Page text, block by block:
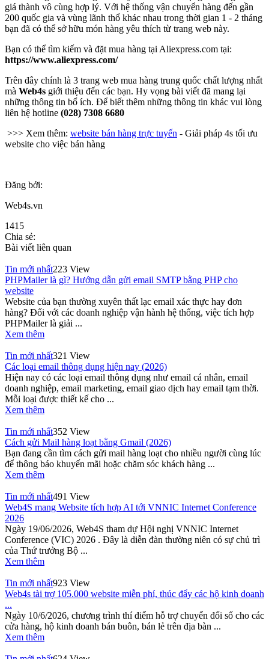
giá thành vô cùng hợp lý. Với hệ thống vận chuyển hàng đến gần
200 quốc gia và vùng lãnh thổ khác nhau trong thời gian 1 - 2 tháng
bạn đã có thể sở hữu món hàng yêu thích từ trang web này.
Bạn có thể tìm kiếm và đặt mua hàng tại Aliexpress.com tại:
https://www.aliexpress.com/
Trên đây chính là 3 trang web mua hàng trung quốc chất lượng nhất
mà Web4s giới thiệu đến các bạn. Hy vọng bài viết đã mang lại
những thông tin bổ ích. Để biết thêm những thông tin khác vui lòng
liên hệ hotline (028) 7308 6680
>>> Xem thêm: website bán hàng trực tuyến - Giải pháp 4s tối ưu
website cho việc bán hàng
Đăng bởi:
Web4s.vn
1415
Chia sẻ:
Bài viết liên quan
Tin mới nhất223 View
PHPMailer là gì? Hướng dẫn gửi email SMTP bằng PHP cho
website
Website của bạn thường xuyên thất lạc email xác thực hay đơn
hàng? Đối với các doanh nghiệp vận hành hệ thống, việc tích hợp
PHPMailer là giải ...
Xem thêm
Tin mới nhất321 View
Các loại email thông dụng hiện nay (2026)
Hiện nay có các loại email thông dụng như email cá nhân, email
doanh nghiệp, email marketing, email giao dịch hay email tạm thời.
Mỗi loại được thiết kế cho ...
Xem thêm
Tin mới nhất352 View
Cách gửi Mail hàng loạt bằng Gmail (2026)
Bạn đang cần tìm cách gửi mail hàng loạt cho nhiều người cùng lúc
để thông báo khuyến mãi hoặc chăm sóc khách hàng ...
Xem thêm
Tin mới nhất491 View
Web4S mang Website tích hợp AI tới VNNIC Internet Conference
2026
Ngày 19/06/2026, Web4S tham dự Hội nghị VNNIC Internet
Conference (VIC) 2026 . Đây là diễn đàn thường niên có sự chủ trì
của Thứ trưởng Bộ ...
Xem thêm
Tin mới nhất923 View
Web4s tài trợ 105.000 website miễn phí, thúc đẩy các hộ kinh doanh
...
Ngày 10/6/2026, chương trình thí điểm hỗ trợ chuyển đổi số cho các
cửa hàng, hộ kinh doanh bán buôn, bán lẻ trên địa bàn ...
Xem thêm